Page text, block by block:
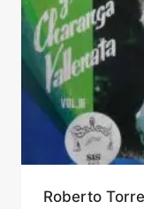
Roberto